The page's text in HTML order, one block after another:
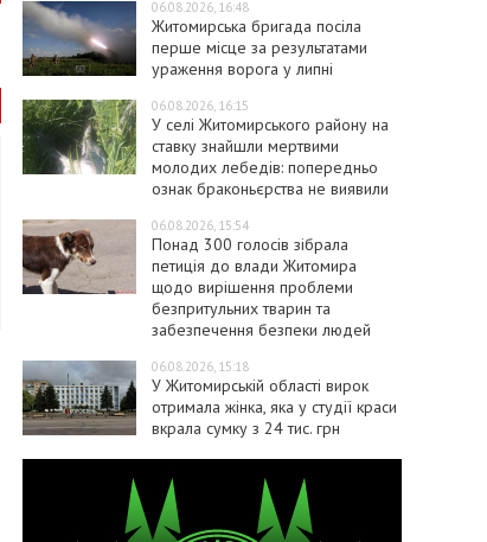
06.08.2026, 16:48
Житомирська бригада посіла
перше місце за результатами
ураження ворога у липні
06.08.2026, 16:15
У селі Житомирського району на
ставку знайшли мертвими
молодих лебедів: попередньо
ознак браконьєрства не виявили
06.08.2026, 15:54
Понад 300 голосів зібрала
петиція до влади Житомира
щодо вирішення проблеми
безпритульних тварин та
забезпечення безпеки людей
06.08.2026, 15:18
У Житомирській області вирок
отримала жінка, яка у студії краси
вкрала сумку з 24 тис. грн